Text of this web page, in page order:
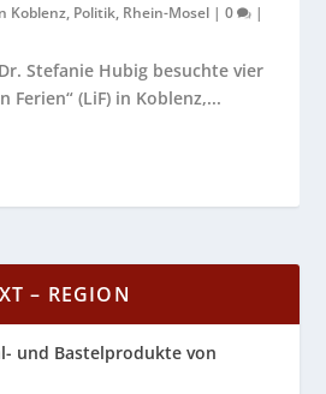
Koblenz, Politik, Rhein-Mosel |0 |
Stefanie Hubig besuchte vier
Ferien“ (LiF) in Koblenz,...
– REGION
und Bastelprodukte von